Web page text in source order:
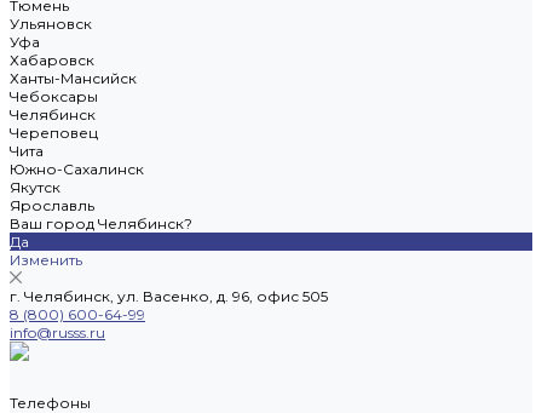
Тюмень
Ульяновск
Уфа
Хабаровск
Ханты-Мансийск
Чебоксары
Челябинск
Череповец
Чита
Южно-Сахалинск
Якутск
Ярославль
Ваш город Челябинск?
Да
Изменить
г. Челябинск, ул. Васенко, д. 96, офис 505
8 (800) 600-64-99
info@russs.ru
Телефоны